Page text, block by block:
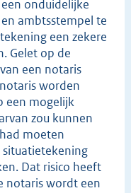
onduidelijke
ambtsstempel te
een zekere
Gelet op de
een notaris
worden
een mogelijk
zou kunnen
moeten
Dat risico heeft
notaris wordt een